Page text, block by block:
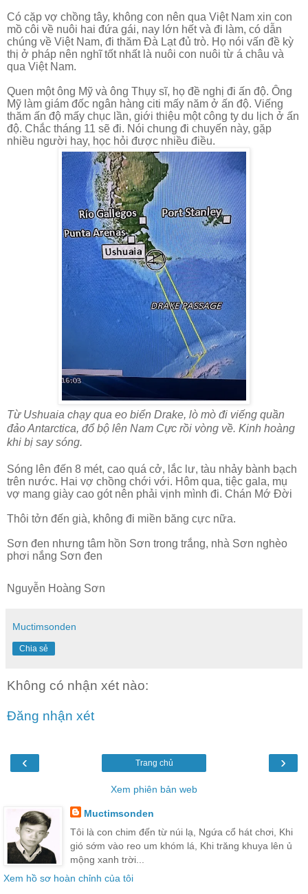
Có cặp vợ chồng tây, không con nên qua Việt Nam xin con
mồ côi về nuôi hai đứa gái, nay lớn hết và đi làm, có dẫn
chúng về Việt Nam, đi thăm Đà Lạt đủ trò. Họ nói vấn đề kỳ
thị ở pháp nên nghĩ tốt nhất là nuôi con nuôi từ á châu và
qua Việt Nam.
Quen một ông Mỹ và ông Thụy sĩ, họ đề nghị đi ấn độ. Ông
Mỹ làm giám đốc ngân hàng citi mấy năm ở ấn độ. Viếng
thăm ấn độ mấy chục lần, giới thiệu một công ty du lịch ở ấn
độ. Chắc tháng 11 sẽ đi. Nói chung đi chuyến này, gặp
nhiều người hay, học hỏi được nhiều điều.
Từ Ushuaia chạy qua eo biển Drake, lò mò đi viếng quần
đảo Antarctica, đổ bộ lên Nam Cực rồi vòng về. Kinh hoàng
khi bị say sóng.
Sóng lên đến 8 mét, cao quá cở, lắc lư, tàu nhảy bành bạch
trên nước. Hai vợ chồng chới với. Hôm qua, tiệc gala, mụ
vợ mang giày cao gót nên phải vịnh mình đi. Chán Mớ Đời
Thôi tởn đến già, không đi miền băng cực nữa.
Sơn đen nhưng tâm hồn Sơn trong trắng, nhà Sơn nghèo
phơi nắng Sơn đen
Nguyễn Hoàng Sơn
Muctimsonden
Chia sẻ
Không có nhận xét nào:
Đăng nhận xét
‹ ›
Trang chủ
Xem phiên bản web
Muctimsonden
Tôi là con chim đến từ núi lạ, Ngứa cổ hát chơi, Khi
gió sớm vào reo um khóm lá, Khi trăng khuya lên ủ
mộng xanh trời...
Xem hồ sơ hoàn chỉnh của tôi